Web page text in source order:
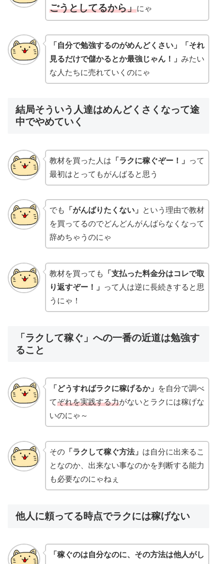
ごうとしてるから」にゃ
「自分で勉強するのがめんどくさい」「それ
見るだけで儲かるとか最強じゃん！」 みたい
な人たちに売れていくのにゃ
結局そういう人達はめんどくさくなって途
中でやめていく
教材を買った人は 「ラクに稼ぐぞー！」
って
最初はとってもがんばると思う
でも 「がんばりたくない」
という理由で教材
を買ってるのでどんどんがんばらなくなって
辞めちゃうのにゃ
教材を買っても 「支払った料金分はコレで取
り返すぞー！」
って人は逆に長続きすると思
うにゃ！
「ラクして稼ぐ」への一番の近道は勉強す
ること
「どうすればラクに稼げるか」
を自分で調べ
てぞれを実践する力がないとラクには稼げな
いのにゃ～
その「ラクして稼ぐ方法」 は自分に出来るこ
となのか、出来ない事なのかを判断する能力
も必要なのにゃねぇ
他人に頼ってる時点でラクには稼げない
「稼ぐのは自分なのに、その方法は他人がし